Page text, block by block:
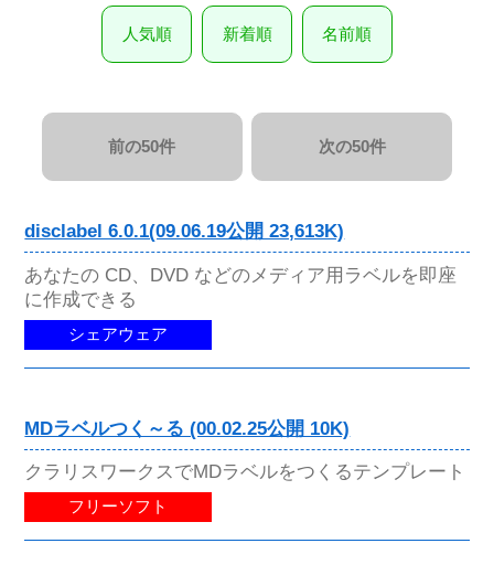
人気順 新着順 名前順
前の50件 次の50件
disclabel 6.0.1(09.06.19公開 23,613K)
あなたの CD、DVD などのメディア用ラベルを即座
に作成できる
シェアウェア
MDラベルつく～る (00.02.25公開 10K)
クラリスワークスでMDラベルをつくるテンプレート
フリーソフト